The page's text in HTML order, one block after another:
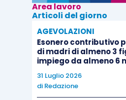
Area lavoro
Articoli del giorno
AGEVOLAZIONI
Esonero contributivo
di madri di almeno 3
impiego da almeno 6
31 Luglio 2026
di Redazione